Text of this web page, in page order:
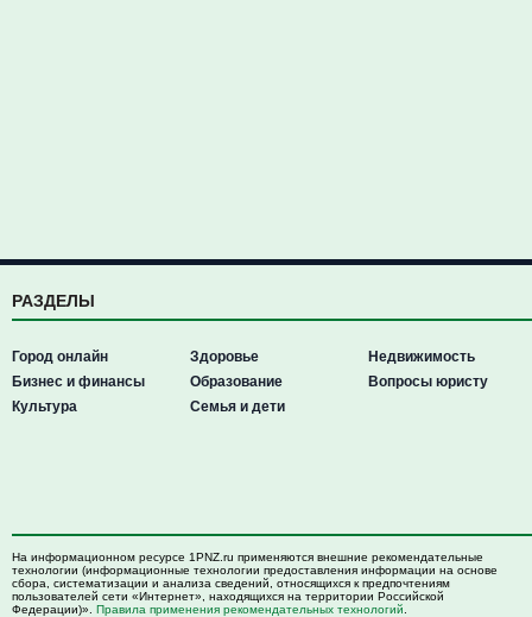
РАЗДЕЛЫ
Город онлайн
Бизнес и финансы
Культура
Здоровье
Образование
Семья и дети
Недвижимость
Вопросы юристу
На информационном ресурсе 1PNZ.ru применяются внешние рекомендательные
технологии (информационные технологии предоставления информации на основе
сбора, систематизации и анализа сведений, относящихся к предпочтениям
пользователей сети «Интернет», находящихся на территории Российской
Федерации)». Правила применения рекомендательных технологий